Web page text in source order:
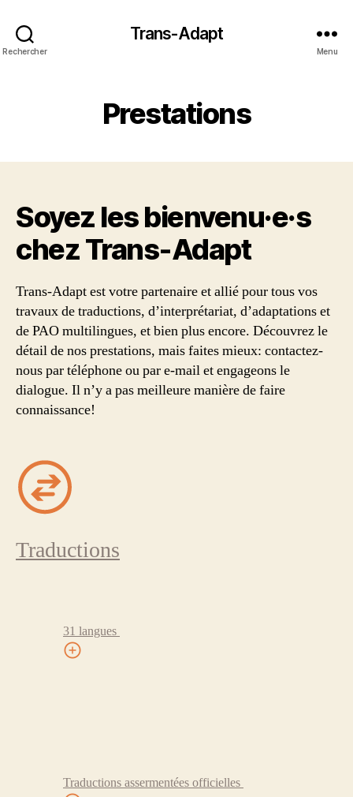
Rechercher
Trans-Adapt
Menu
Prestations
Soyez les bienvenu·e·s
chez Trans‑Adapt
Trans-Adapt est votre partenaire et allié pour tous vos
travaux de traductions, d’interprétariat, d’adaptations et
de PAO multilingues, et bien plus encore. Découvrez le
détail de nos prestations, mais faites mieux: contactez-
nous par téléphone ou par e-mail et engageons le
dialogue. Il n’y a pas meilleure manière de faire
connaissance!
Traductions
31 langues
Traductions assermentées officielles